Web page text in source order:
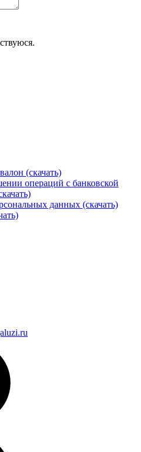
(скачать)
операций с банковской
данных (скачать)